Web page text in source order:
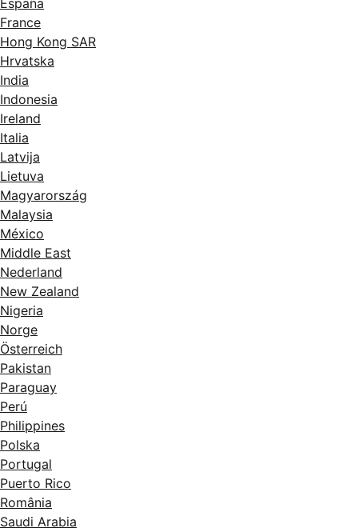
España
France
Hong Kong SAR
Hrvatska
India
Indonesia
Ireland
Italia
Latvija
Lietuva
Magyarország
Malaysia
México
Middle East
Nederland
New Zealand
Nigeria
Norge
Österreich
Pakistan
Paraguay
Perú
Philippines
Polska
Portugal
Puerto Rico
România
Saudi Arabia